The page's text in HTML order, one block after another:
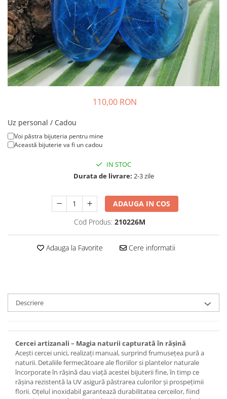
Colier / Pandantiv
Brățară
Bijuterii copii
Colier / Pandantiv
Colier de prietenie
Brățară
Colier / Pandantiv
Cercei
Colier / Pandantiv
Brățară de gleznă
Colier / Pandantiv
Cercei
Mărgele / talisman
Accesorii păr
Bijuterii din Floarea de colț
Colier / Pandantiv
110,00 RON
Uz personal / Cadou
Voi păstra bijuteria pentru mine
Această bijuterie va fi un cadou
IN STOC
Durata de livrare: 2-3 zile
ADAUGA IN COS
Cod Produs: 210226M
Adauga la Favorite Cere informatii
Descriere
Cercei artizanali – Magia naturii capturată în rășină
Acești cercei unici, realizați manual, surprind frumusețea pură a
naturii. Detaliile fermecătoare ale floriilor si plantelor naturale
încorporate în rășină dau viață acestei bijuterii fine, în timp ce
rășina rezistentă la UV asigură păstrarea culorilor și prospețimii
florii. Oțelul inoxidabil garantează durabilitatea cerceilor, fiind